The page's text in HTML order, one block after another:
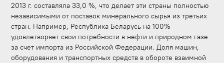
2013 г. составляла 33,0 %, что делает эти страны полностью
независимыми от поставок минерального сырья из третьих
стран. Например, Республика Беларусь на 100%
удовлетворяет свои потребности в нефти и природном газе
за счет импорта из Российской Федерации. Доля машин,
оборудования и транспортных средств в обороте взаимной